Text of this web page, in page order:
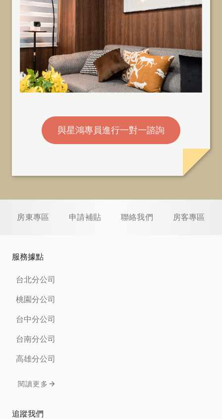
與星鴻專員進行一對一諮詢
房東專區 申請補貼 聯絡我們 房客專區
服務據點
台北分公司
桃園分公司
台中分公司
台南分公司
高雄分公司
閱讀更多
追蹤我們